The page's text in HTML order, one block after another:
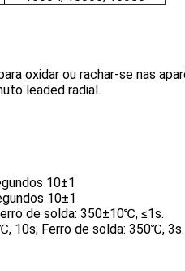
oxidar ou rachar-se nas
leaded radial.
10±1
10±1
de solda: 350±10℃, ≤1s.
10s; Ferro de solda: 350℃, 3s.